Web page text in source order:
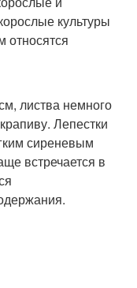
культуры
относятся
листва немного
Лепестки
сиреневым
встречается в